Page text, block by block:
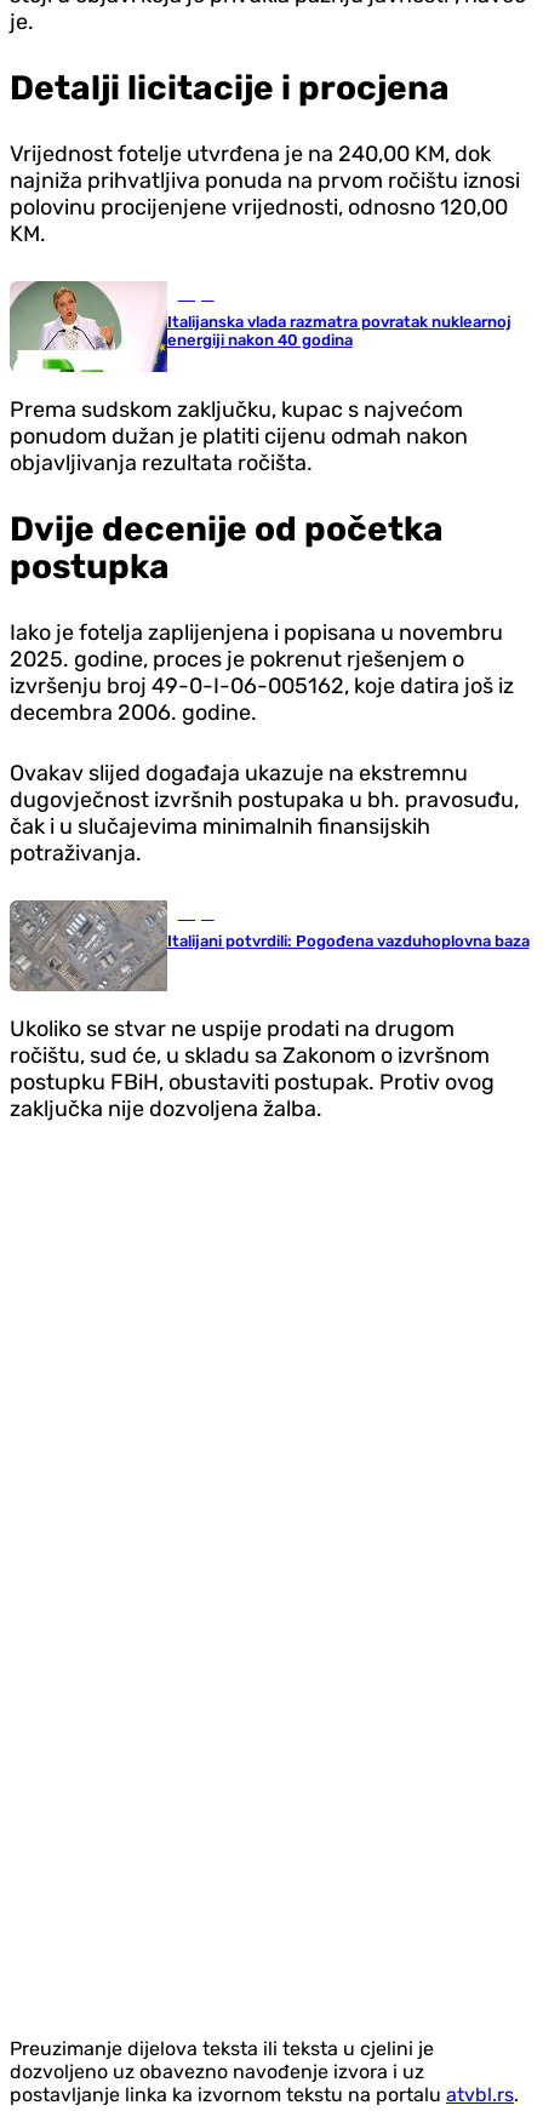
je.
Detalji licitacije i procjena
Vrijednost fotelje utvrđena je na 240,00 KM, dok
najniža prihvatljiva ponuda na prvom ročištu iznosi
polovinu procijenjene vrijednosti, odnosno 120,00
KM.
Italijanska vlada razmatra povratak nuklearnoj
energiji nakon 40 godina
Prema sudskom zaključku, kupac s najvećom
ponudom dužan je platiti cijenu odmah nakon
objavljivanja rezultata ročišta.
Dvije decenije od početka
postupka
Iako je fotelja zaplijenjena i popisana u novembru
2025. godine, proces je pokrenut rješenjem o
izvršenju broj 49-0-I-06-005162, koje datira još iz
decembra 2006. godine.
Ovakav slijed događaja ukazuje na ekstremnu
dugovječnost izvršnih postupaka u bh. pravosuđu,
čak i u slučajevima minimalnih finansijskih
potraživanja.
Italijani potvrdili: Pogođena vazduhoplovna baza
Ukoliko se stvar ne uspije prodati na drugom
ročištu, sud će, u skladu sa Zakonom o izvršnom
postupku FBiH, obustaviti postupak. Protiv ovog
zaključka nije dozvoljena žalba.
Preuzimanje dijelova teksta ili teksta u cjelini je
dozvoljeno uz obavezno navođenje izvora i uz
postavljanje linka ka izvornom tekstu na portalu atvbl.rs.